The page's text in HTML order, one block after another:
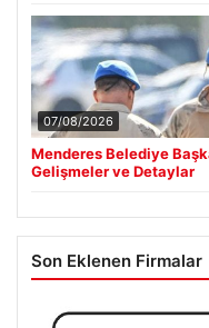
07/08/2026
Menderes Belediye
Gelişmeler ve Detaylar
Son Eklenen Firmalar